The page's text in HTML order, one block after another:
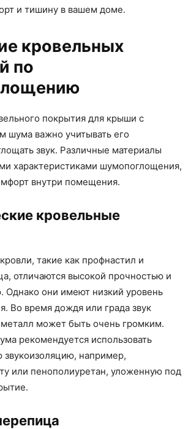
и тишину в вашем доме.
кровельных
по
покрытия для крыши с
шума важно учитывать его
звук. Различные материалы
характеристиками шумопоглощения,
внутри помещения.
кровельные
такие как профнастил и
отличаются высокой прочностью и
Однако они имеют низкий уровень
Во время дождя или града звук
металл может быть очень громким.
рекомендуется использовать
звукоизоляцию, например,
или пенополиуретан, уложенную под